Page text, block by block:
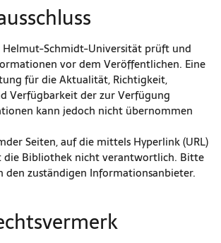
Schmidt-Universität prüft und
vor dem Veröffentlichen. Eine
für die Aktualität, Richtigkeit,
Verfügbarkeit der zur Verfügung
kann jedoch nicht übernommen
Seiten, auf die mittels Hyperlink (URL)
die Bibliothek nicht verantwortlich. Bitte
den zuständigen Informationsanbieter.